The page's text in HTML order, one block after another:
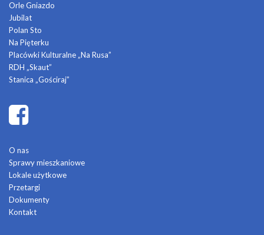
Orle Gniazdo
Jubilat
Polan Sto
Na Pięterku
Placówki Kulturalne „Na Rusa”
RDH „Skaut”
Stanica „Gościraj”
O nas
Sprawy mieszkaniowe
Lokale użytkowe
Przetargi
Dokumenty
Kontakt